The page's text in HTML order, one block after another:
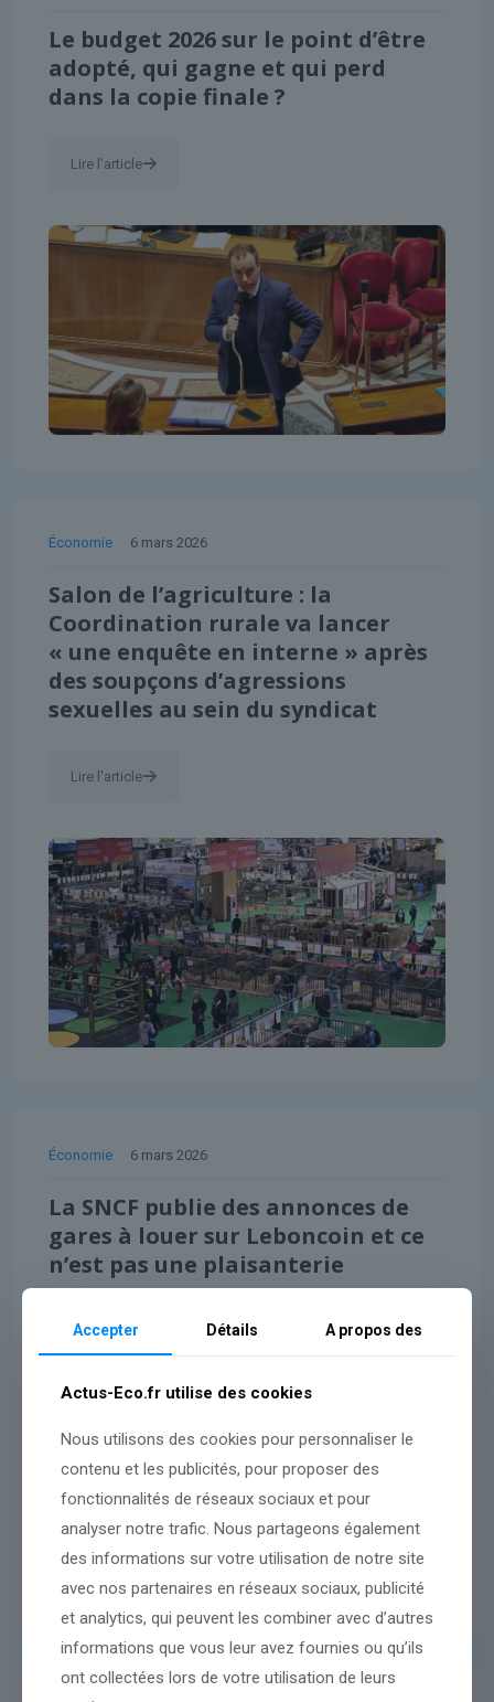
Le budget 2026 sur le point d’être
adopté, qui gagne et qui perd
dans la copie finale ?
Lire l'article
Économie 6 mars 2026
Salon de l’agriculture : la
Coordination rurale va lancer
« une enquête en interne » après
des soupçons d’agressions
sexuelles au sein du syndicat
Lire l'article
Économie 6 mars 2026
La SNCF publie des annonces de
gares à louer sur Leboncoin et ce
n’est pas une plaisanterie
Lire l'article
Accepter Détails A propos des
Actus-Eco.fr utilise des cookies
Nous utilisons des cookies pour personnaliser le
contenu et les publicités, pour proposer des
fonctionnalités de réseaux sociaux et pour
analyser notre trafic. Nous partageons également
des informations sur votre utilisation de notre site
avec nos partenaires en réseaux sociaux, publicité
et analytics, qui peuvent les combiner avec d’autres
informations que vous leur avez fournies ou qu’ils
ont collectées lors de votre utilisation de leurs